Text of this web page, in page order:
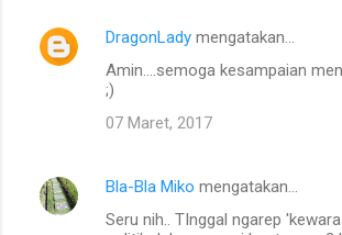
DragonLady mengatakan…
Amin....semoga kesampaian
;)
07 Maret, 2017
Bla-Bla Miko mengatakan…
Seru nih.. TInggal ngarep